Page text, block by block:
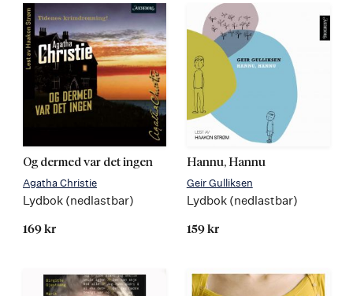
Og dermed var det ingen
Agatha Christie
Lydbok (nedlastbar)
169 kr
Hannu, Hannu
Geir Gulliksen
Lydbok (nedlastbar)
159 kr